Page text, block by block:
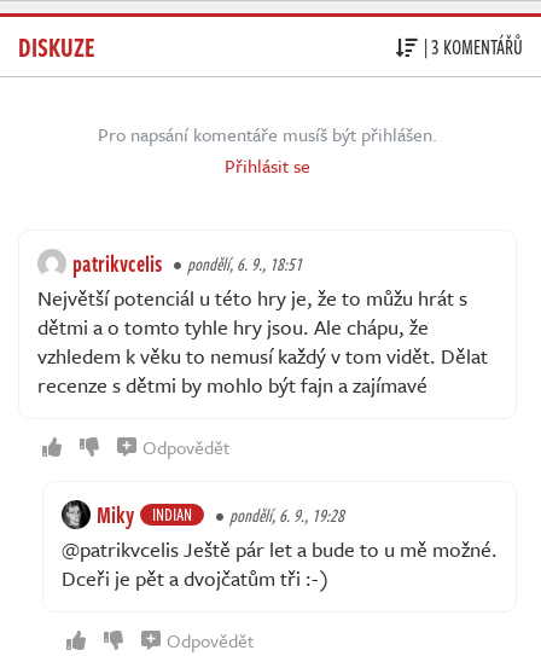
DISKUZE | 3 KOMENTÁŘŮ
Pro napsání komentáře musíš být přihlášen.
Přihlásit se
patrikvcelis pondělí, 6. 9., 18:51
Největší potenciál u této hry je, že to můžu hrát s
dětmi a o tomto tyhle hry jsou. Ale chápu, že
vzhledem k věku to nemusí každý v tom vidět. Dělat
recenze s dětmi by mohlo být fajn a zajímavé
Odpovědět
Miky INDIAN pondělí, 6. 9., 19:28
@patrikvcelis Ještě pár let a bude to u mě možné.
Dceři je pět a dvojčatům tři :-)
Odpovědět